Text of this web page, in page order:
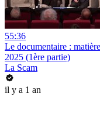
55:36
Le documentaire :
2025 (1ère partie)
La Scam
il y a 1 an